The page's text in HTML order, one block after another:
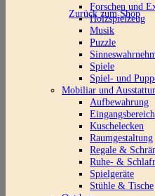
Zurück zum Shop
Forschen und
Holzspielzeug
Musik
Puzzle
Spiele
Spiel- und
Mobiliar und
Aufbewahrung
Eingangsbereich
Kuschelecken
Raumgestaltung
Regale &
Ruhe- &
Spielgeräte
Stühle & Tische